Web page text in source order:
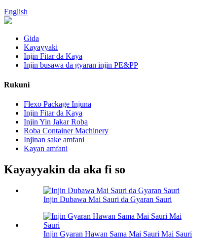
English
Gida
Kayayyaki
Injin Fitar da Kaya
Injin busawa da gyaran injin PE&PP
Rukuni
Flexo Package Injuna
Injin Fitar da Kaya
Injin Yin Jakar Roba
Roba Container Machinery
Injinan sake amfani
Kayan amfani
Kayayyakin da aka fi so
Injin Dubawa Mai Sauri da Gyaran Sauri
Injin Gyaran Hawan Sama Mai Sauri Mai Sauri